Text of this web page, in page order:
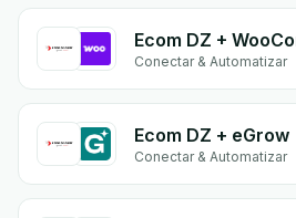
Ecom DZ +
Conectar & Automatizar
Ecom DZ + eGrow
Conectar & Automatizar